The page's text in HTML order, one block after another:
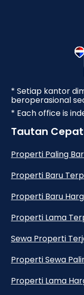
* Setiap kantor
beroperasional
* Each office is
Tautan Cepat
Properti Paling
Properti Baru
Properti Baru
Properti Lama
Sewa Properti
Properti Sewa
Properti Lama